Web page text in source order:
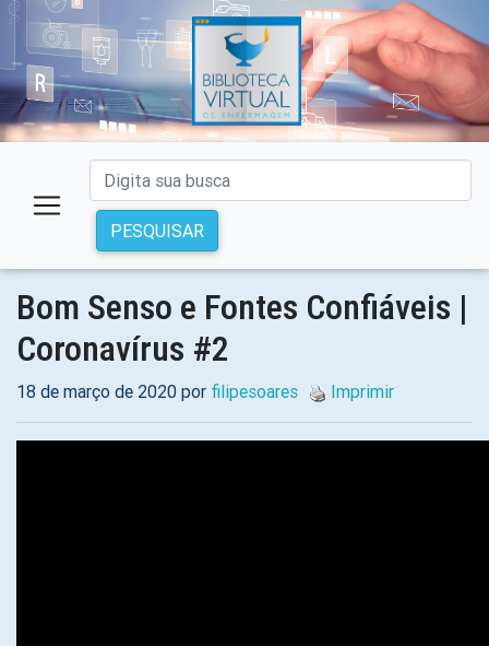
PESQUISAR
Bom Senso e Fontes Confiáveis |
Coronavírus #2
18 de março de 2020 por filipesoares Imprimir